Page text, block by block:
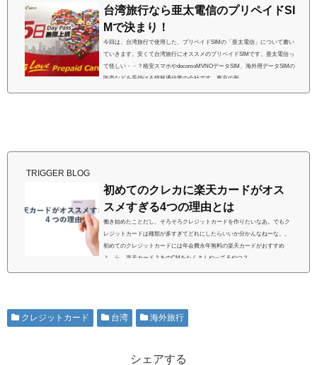
台湾旅行なら亜太電信のプリペイドSI
Mで決まり！
今回は、台湾旅行で使用した、プリペイドSIMの「亜太電信」について書い
ていきます。安くて台湾旅行にオススメのプリペイドSIMです。亜太電信っ
て怪しい・・？格安スマホやdocomoMVNOデータSIM、海外用データSIMの
販売などを手掛ける情報通信業の会社です。東京の新...
TRIGGER BLOG
初めてのクレカに楽天カードがオス
スメすぎる4つの理由とは
働き始めたことだし、そろそろクレジットカードを作りたいなあ。でもク
レジットカードは種類が多すぎてどれにしたらいいか分かんなねーな。。
初めてのクレジットカードには年会費永年無料の楽天カードがおすすめ
よ。ら、楽天カード？あのCMをたくさんやってるやつ？...
クレジットカード 台湾 海外旅行
シェアする